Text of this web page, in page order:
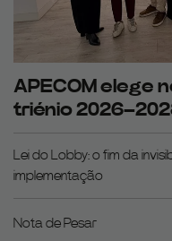
APECOM elege
triénio
Lei do Lobby: o fim da
implementação
Nota de Pesar